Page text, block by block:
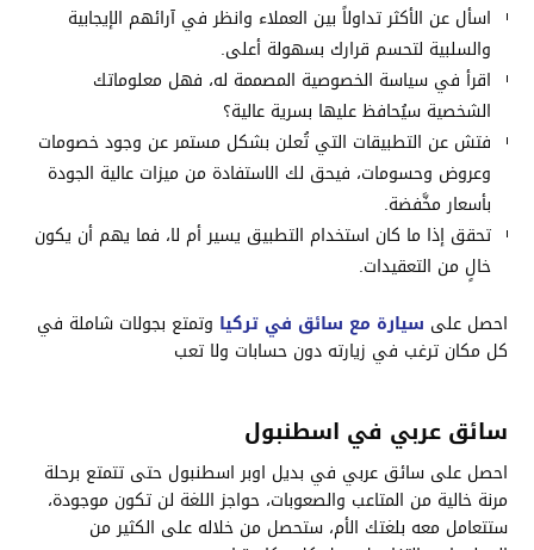
اسأل عن الأكثر تداولاً بين العملاء وانظر في آرائهم الإيجابية
والسلبية لتحسم قرارك بسهولة أعلى.
اقرأ في سياسة الخصوصية المصممة له، فهل معلوماتك
الشخصية سيُحافظ عليها بسرية عالية؟
فتش عن التطبيقات التي تُعلن بشكل مستمر عن وجود خصومات
وعروض وحسومات، فيحق لك الاستفادة من ميزات عالية الجودة
بأسعار مخَّفضة.
تحقق إذا ما كان استخدام التطبيق يسير أم لا، فما يهم أن يكون
خالٍ من التعقيدات.
احصل على سيارة مع سائق في تركيا وتمتع بجولات شاملة في
كل مكان ترغب في زيارته دون حسابات ولا تعب
سائق عربي في اسطنبول
احصل على سائق عربي في بديل اوبر اسطنبول حتى تتمتع برحلة
مرنة خالية من المتاعب والصعوبات، حواجز اللغة لن تكون موجودة،
ستتعامل معه بلغتك الأم، ستحصل من خلاله على الكثير من